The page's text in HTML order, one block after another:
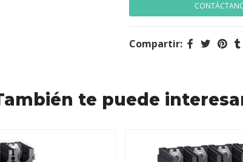
Compartir:
te puede